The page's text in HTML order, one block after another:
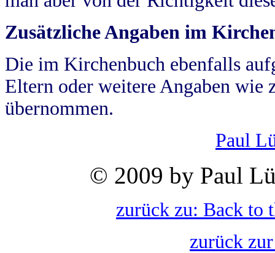
Zusätzliche Angaben im
Die im Kirchenbuch ebenfalls
Eltern oder weitere Angaben wie
übernommen.
Paul
© 2009 by Paul
zurück zu: Back to
zurück